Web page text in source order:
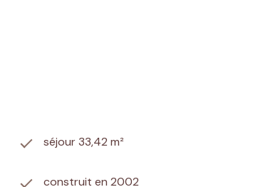
séjour 33,42 m²
construit en 2002